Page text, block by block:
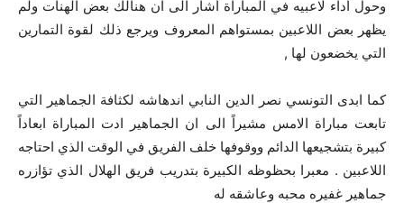
وحول أداء لاعبيه في المباراة أشار الى ان هنالك بعض الهنات ولم
يظهر بعض اللاعبين بمستواهم المعروف ويرجع ذلك لقوة التمارين
التي يخضعون لها ,
كما ابدى التونسي نصر الدين النابي اندهاشه لكثافة الجماهير التي
تابعت مباراة الامس مشيراً الى ان الجماهير ادت المباراة ابعاداً
كبيرة بتشجيعها الدائم ووقوفها خلف الفريق في الوقت الذي احتاجه
اللاعبين . معبرا بحظوظه الكبيرة بتدريب فريق الهلال الذي تؤازره
جماهير غفيره محبه وعاشقه له